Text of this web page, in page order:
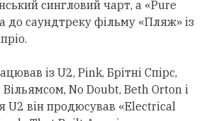
сингловий чарт, а «Pure
до саундтреку фільму «Пляж» із
із U2, Pink, Брітні Спірс,
Вільямсом, No Doubt, Beth Orton і
U2 він продюсував «Electrical